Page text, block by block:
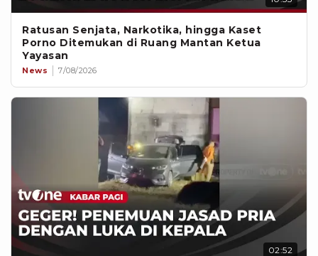
Ratusan Senjata, Narkotika, hingga Kaset
Porno Ditemukan di Ruang Mantan Ketua
Yayasan
News 7/08/2026
02:52